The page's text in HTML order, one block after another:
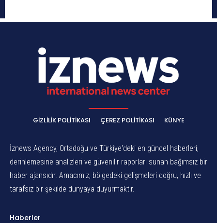
GIZLILIK POLITIKASI ÇEREZ POLITIKASI KÜNYE
İznews Agency, Ortadoğu ve Türkiye'deki en güncel haberleri,
derinlemesine analizleri ve güvenilir raporları sunan bağımsız bir
haber ajansıdır. Amacımız, bölgedeki gelişmeleri doğru, hızlı ve
tarafsız bir şekilde dünyaya duyurmaktır.
Haberler